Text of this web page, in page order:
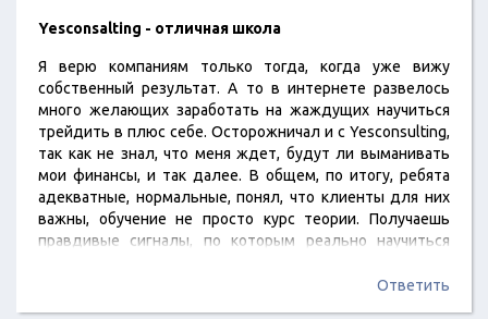
Yesconsalting - отличная школа
Я верю компаниям только тогда, когда уже вижу
собственный результат. А то в интернете развелось
много желающих заработать на жаждущих научиться
трейдить в плюс себе. Осторожничал и с Yesconsulting,
так как не знал, что меня ждет, будут ли выманивать
мои финансы, и так далее. В общем, по итогу, ребята
адекватные, нормальные, понял, что клиенты для них
важны, обучение не просто курс теории. Получаешь
правдивые сигналы, по которым реально научиться
тогда уже вклад свой вносишь. Пока что я не готов на
Ответить